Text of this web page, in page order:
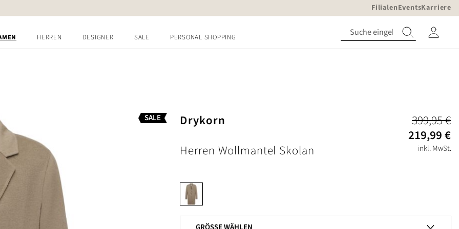
FilialenEventsKarriere
HERREN DESIGNER SALE PERSONAL SHOPPING
SALE
Drykorn
Herren Wollmantel Skolan
399,95 €
219,99 €
inkl. MwSt.